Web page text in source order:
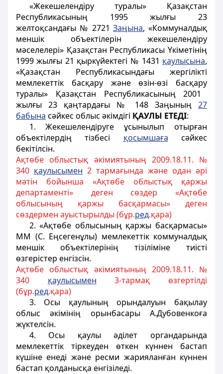
«Жекешелендіру туралы» Қазақстан
Республикасының 1995 жылғы 23
желтоқсандағы № 2721Заңына, «Коммуналдық
меншік объектілерін жекешелендіру
мәселелері» Қазақстан Республикасы Үкіметінің
1999 жылғы 21 қыркүйектегі № 1431 қаулысына,
«Қазақстан Республикасындағы жергілікті
мемлекеттік басқару және өзін-өзі басқару
туралы» Қазақстан Республикасының 2001
жылғы 23 қаңтардағы № 148 Заңының 27
бабына сәйкес облыс әкімдігі ҚАУЛЫ ЕТЕДІ:
1. Жекешелендіруге ұсынылып отырған
объектілердің тізбесі қосымшаға сәйкес
бекітілсін.
Ақтөбе облыстық әкімиятының 2009.18.11. №
340 қаулысымен 2 тармағында және одан әрі
мәтін бойынша «Ақтөбе облыстық қаржы
департаменті» деген сөздер «Ақтөбе
облысының қаржы басқармасы» деген
сөздермен ауыстырылды (бұр.ред.қара)
2. «Ақтөбе облысының қаржы басқармасы»
ММ (С. Еңсегенұлы) мемлекеттік коммуналдық
меншік объектілерінің тізіліміне тиісті
өзгерістер енгізсін.
Ақтөбе облыстық әкімиятының 2009.18.11. №
340 қаулысымен 3-тармақ өзгертілді
(бұр.ред.қара)
3. Осы қаулының орындалуын бақылау
облыс әкімінің орынбасары А.Дубовенкоға
жүктелсін.
4. Осы қаулы әділет органдарында
мемлекеттік тіркеуден өткен күннен бастап
күшіне енеді және ресми жарияланған күннен
бастап қолданысқа енгізіледі.